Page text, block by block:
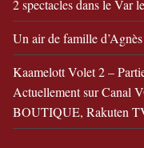
2 spectacles dans le Var
Un air de famille
Kaamelott Volet 2 –
Actuellement sur Canal
BOUTIQUE, Rakuten